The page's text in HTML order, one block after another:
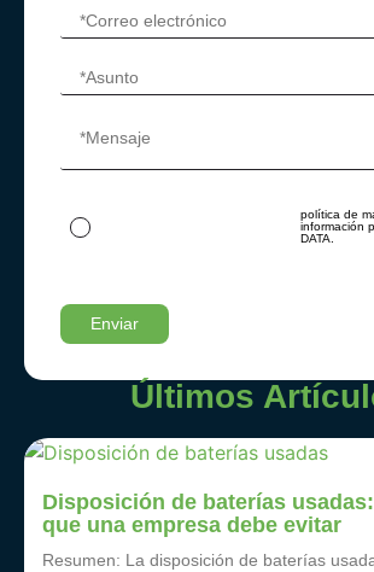
política de
información
DATA.
Últimos
Disposición de baterías
que una empresa debe evitar
Resumen: La disposición de baterías